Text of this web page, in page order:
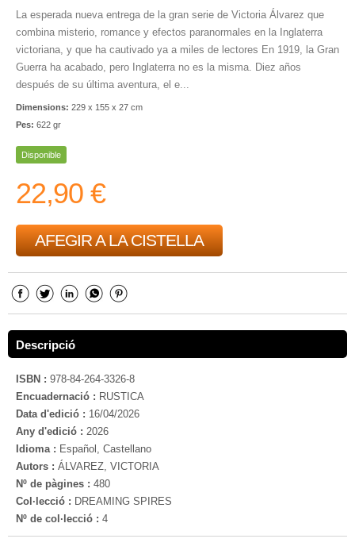
La esperada nueva entrega de la gran serie de Victoria Álvarez que
combina misterio, romance y efectos paranormales en la Inglaterra
victoriana, y que ha cautivado ya a miles de lectores En 1919, la Gran
Guerra ha acabado, pero Inglaterra no es la misma. Diez años
después de su última aventura, el e...
Dimensions: 229 x 155 x 27 cm
Pes: 622 gr
Disponible
22,90 €
AFEGIR A LA CISTELLA
Descripció
ISBN : 978-84-264-3326-8
Encuadernació : RUSTICA
Data d'edició : 16/04/2026
Any d'edició : 2026
Idioma : Español, Castellano
Autors : ÁLVAREZ, VICTORIA
Nº de pàgines : 480
Col·lecció : DREAMING SPIRES
Nº de col·lecció : 4